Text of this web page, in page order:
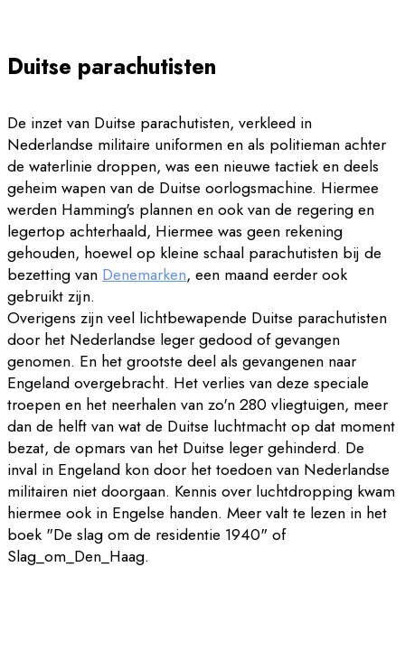
Duitse parachutisten
De inzet van Duitse parachutisten, verkleed in
Nederlandse militaire uniformen en als politieman achter
de waterlinie droppen, was een nieuwe tactiek en deels
geheim wapen van de Duitse oorlogsmachine. Hiermee
werden Hamming's plannen en ook van de regering en
legertop achterhaald, Hiermee was geen rekening
gehouden, hoewel op kleine schaal parachutisten bij de
bezetting van Denemarken, een maand eerder ook
gebruikt zijn.
Overigens zijn veel lichtbewapende Duitse parachutisten
door het Nederlandse leger gedood of gevangen
genomen. En het grootste deel als gevangenen naar
Engeland overgebracht. Het verlies van deze speciale
troepen en het neerhalen van zo'n 280 vliegtuigen, meer
dan de helft van wat de Duitse luchtmacht op dat moment
bezat, de opmars van het Duitse leger gehinderd. De
inval in Engeland kon door het toedoen van Nederlandse
militairen niet doorgaan. Kennis over luchtdropping kwam
hiermee ook in Engelse handen. Meer valt te lezen in het
boek "De slag om de residentie 1940" of
Slag_om_Den_Haag.